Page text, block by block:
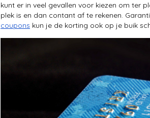
kunt er in veel gevallen voor kiezen om ter
plek is en dan contant af te rekenen.
coupons kun je de korting ook op je buik